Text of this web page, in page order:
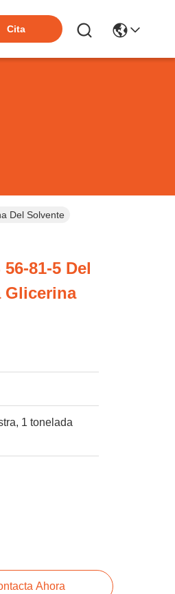
Cita
Del Solvente
81-5 Del
Glicerina
1 tonelada
Ahora